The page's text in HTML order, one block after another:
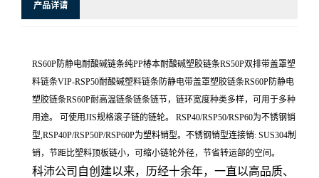
产品详请
RS60P防静电耐酸碱链条纯PP椿本耐酸碱塑胶链条RS50P双排带盖罩塑
料链条VIP-RSP50耐酸碱塑料链条防静电带盖罩塑胶链条RS60P防静电
塑胶链条RS60P耐高温链条链条链节，链环宽度种类多样，可用于多种
用途。 可使用JIS规格滚子链的链轮。 RSP40/RSP50/RSP60为不锈钢销
型,RSP40P/RSP50P/RSP60P为塑料销型。不锈钢销型连接销: SUS304制
销，节距比塑料顶板链小，可缩小链轮外径，节省转运部的空间。
科沛公司自创建以来，历经十余年，一直以高品质、